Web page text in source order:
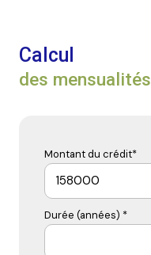
Calcul
des mensualités
Montant du crédit*
Durée (années) *